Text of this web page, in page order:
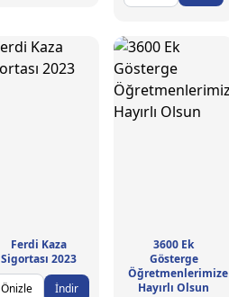
Ferdi Kaza
Sigortası 2023
Önizle
İndir
3600 Ek
Gösterge
Öğretmenlerimize
Hayırlı Olsun